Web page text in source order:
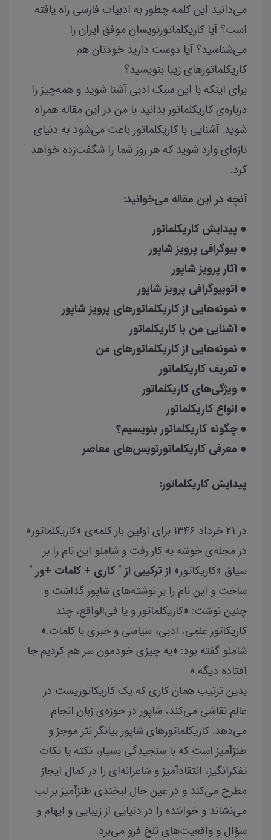
می‌دانید این کلمه چطور به ادبیات فارسی راه یافته
است؟ آیا کاریکلماتورنویسان موفق ایران را
می‌شناسید؟‌ آیا دوست دارید خودتان هم
کاریکلماتورهای زیبا بنویسید؟
برای اینکه با این سبک ادبی آشنا شوید و همه‌چیز را
درباره‌ی کاریکلماتور بدانید با من در این مقاله همراه
شوید. آشنایی با کاریکلماتور باعث می‌شود به دنیای
تازه‌ای وارد شوید که هر روز شما را شگفت‌زده خواهد
کرد.
آنچه در این مقاله می‌خوانید:
● پیدایش کاریکلماتور
● بیوگرافی پرویز شاپور
● آثار پرویز شاپور
● اتوبیوگرافی پرویز شاپور
● نمونه‌هایی از کاریکلماتورهای پرویز شاپور
● آشنایی من با کاریکلماتور
● نمونه‌هایی از کاریکلماتورهای من
● تعریف کاریکلماتور
● ویژگی‌های کاریکلماتور
● انواع کاریکلماتور
● چگونه کاریکلماتور بنویسیم؟
● معرفی کاریکلماتورنویس‌های معاصر
پیدایش کاریکلماتور:
در ۲۱ خرداد ۱۳۴۶ برای اولین بار کلمه‌ی «کاریکلماتور»
در مجله‌ی خوشه به کار رفت و شاملو این نام را بر
سیاق «کاریکاتور» از ترکیبی از " کاری + کلمات +ور "
ساخت و این نام را بر نوشته‌های شاپور گذاشت و
چنین نوشت: «کاریکلماتور و یا فی‌الواقع، چند
کاریکاتور علمی، ادبی، سیاسی و خبری با کلمات.»
شاملو گفته بود: «یه چیزی خودمون سر هم کردیم جا
افتاده دیگه.»
بدین ترتیب همان کاری که یک کاریکاتوریست در
عالم نقاشی می‌کند، شاپور در حوزه‌ی زبان انجام
می‌دهد. کاریکلماتورهای شاپور بیانگر نثر موجز و
طنزآمیز است که با سنجیدگی بسیار، نکته یا نکات
تفکرانگیز، انتقادآمیز و شاعرانه‌ای را در کمال ایجاز
مطرح می‌کند و در عین حال لبخندی طنزآمیز بر لب
می‌نشاند و خواننده را در دنیایی از زیبایی و ایهام و
سؤال و واقعیت‌های تلخ فرو می‌برد.